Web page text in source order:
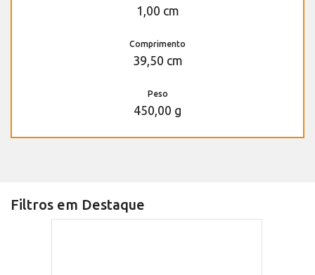
1,00 cm
Comprimento
39,50 cm
Peso
450,00 g
Filtros em Destaque